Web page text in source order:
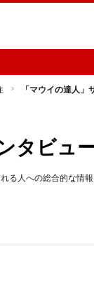
「マウイの達人
タビュ
る人への総合的な情